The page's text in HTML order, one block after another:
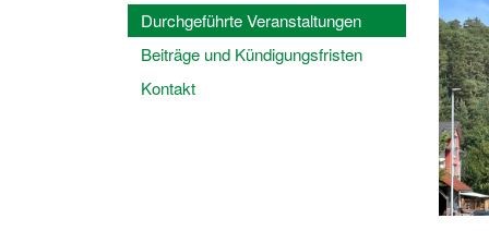
Durchgeführte Veranstaltungen
Beiträge und Kündigungsfristen
Kontakt